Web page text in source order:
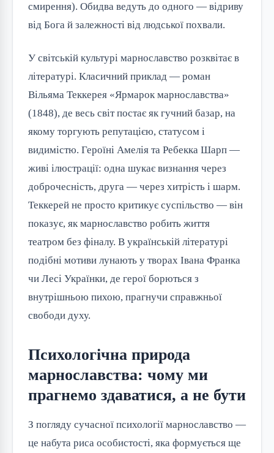
смирення). Обидва ведуть до одного — відриву
від Бога й залежності від людської похвали.
У світській культурі марнославство розквітає в
літературі. Класичний приклад — роман
Вільяма Теккерея «Ярмарок марнославства»
(1848), де весь світ постає як гучний базар, на
якому торгують репутацією, статусом і
видимістю. Героїні Амелія та Ребекка Шарп —
живі ілюстрації: одна шукає визнання через
доброчесність, друга — через хитрість і шарм.
Теккерей не просто критикує суспільство — він
показує, як марнославство робить життя
театром без фіналу. В українській літературі
подібні мотиви лунають у творах Івана Франка
чи Лесі Українки, де герої борються з
внутрішньою пихою, прагнучи справжньої
свободи духу.
Психологічна природа
марнославства: чому ми
прагнемо здаватися, а не бути
З погляду сучасної психології марнославство —
це набута риса особистості, яка формується ще